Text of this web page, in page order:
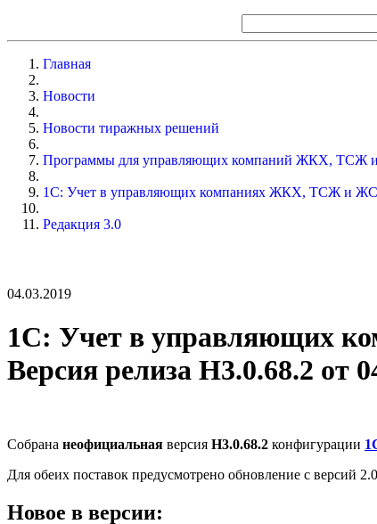
Главная
Новости
Новости тиражных решений
Программы для управляющих компаний ЖКХ, ТСЖ
1С: Учет в управляющих компаниях ЖКХ, ТСЖ и
Редакция 3.0
04.03.2019
1С: Учет в управляющих
Версия релиза Н3.0.68.2 от
Собрана неофициальная версия Н3.0.68.2 конфигурации
Для обеих поставок предусмотрено обновление с версий
Новое в версии: